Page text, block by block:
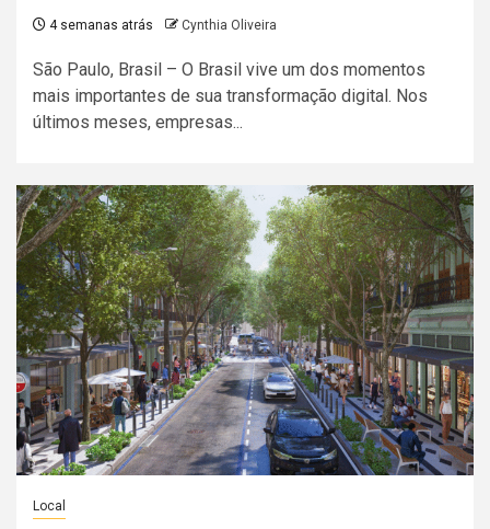
4 semanas atrás Cynthia Oliveira
São Paulo, Brasil – O Brasil vive um dos momentos
mais importantes de sua transformação digital. Nos
últimos meses, empresas...
Local